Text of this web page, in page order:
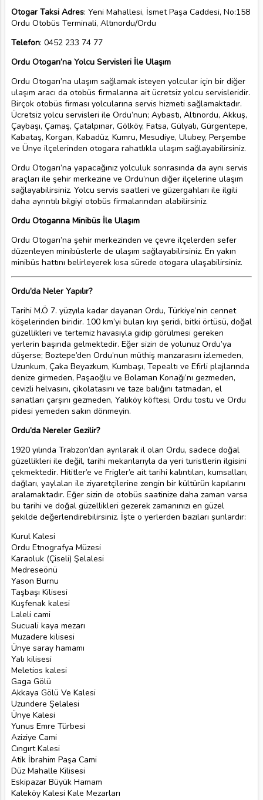
Otogar Taksi Adres: Yeni Mahallesi, İsmet Paşa Caddesi, No:158
Ordu Otobüs Terminali, Altınordu/Ordu
Telefon: 0452 233 74 77
Ordu Otogarı’na Yolcu Servisleri İle Ulaşım
Ordu Otogarı’na ulaşım sağlamak isteyen yolcular için bir diğer
ulaşım aracı da otobüs firmalarına ait ücretsiz yolcu servisleridir.
Birçok otobüs firması yolcularına servis hizmeti sağlamaktadır.
Ücretsiz yolcu servisleri ile Ordu’nun; Aybastı, Altınordu, Akkuş,
Çaybaşı, Çamaş, Çatalpınar, Gölköy, Fatsa, Gülyalı, Gürgentepe,
Kabataş, Korgan, Kabadüz, Kumru, Mesudiye, Ulubey, Perşembe
ve Ünye ilçelerinden otogara rahatlıkla ulaşım sağlayabilirsiniz.
Ordu Otogarı’na yapacağınız yolculuk sonrasında da aynı servis
araçları ile şehir merkezine ve Ordu’nun diğer ilçelerine ulaşım
sağlayabilirsiniz. Yolcu servis saatleri ve güzergahları ile ilgili
daha ayrıntılı bilgiyi otobüs firmalarından alabilirsiniz.
Ordu Otogarına Minibüs İle Ulaşım
Ordu Otogarı’na şehir merkezinden ve çevre ilçelerden sefer
düzenleyen minibüslerle de ulaşım sağlayabilirsiniz. En yakın
minibüs hattını belirleyerek kısa sürede otogara ulaşabilirsiniz.
Ordu’da Neler Yapılır?
Tarihi M.Ö 7. yüzyıla kadar dayanan Ordu, Türkiye’nin cennet
köşelerinden biridir. 100 km’yi bulan kıyı şeridi, bitki örtüsü, doğal
güzellikleri ve tertemiz havasıyla gidip görülmesi gereken
yerlerin başında gelmektedir. Eğer sizin de yolunuz Ordu’ya
düşerse; Boztepe’den Ordu’nun müthiş manzarasını izlemeden,
Uzunkum, Çaka Beyazkum, Kumbaşı, Tepealtı ve Efirli plajlarında
denize girmeden, Paşaoğlu ve Bolaman Konağı’nı gezmeden,
cevizli helvasını, çikolatasını ve taze balığını tatmadan, el
sanatları çarşını gezmeden, Yalıköy köftesi, Ordu tostu ve Ordu
pidesi yemeden sakın dönmeyin.
Ordu’da Nereler Gezilir?
1920 yılında Trabzon’dan ayrılarak il olan Ordu, sadece doğal
güzellikleri ile değil, tarihi mekanlarıyla da yeri turistlerin ilgisini
çekmektedir. Hititler’e ve Frigler’e ait tarihi kalıntıları, kumsalları,
dağları, yaylaları ile ziyaretçilerine zengin bir kültürün kapılarını
aralamaktadır. Eğer sizin de otobüs saatinize daha zaman varsa
bu tarihi ve doğal güzellikleri gezerek zamanınızı en güzel
şekilde değerlendirebilirsiniz. İşte o yerlerden bazıları şunlardır:
Kurul Kalesi
Ordu Etnografya Müzesi
Karaoluk (Çiseli) Şelalesi
Medreseönü
Yason Burnu
Taşbaşı Kilisesi
Kuşfenak kalesi
Laleli cami
Sucuali kaya mezarı
Muzadere kilisesi
Ünye saray hamamı
Yalı kilisesi
Meletios kalesi
Gaga Gölü
Akkaya Gölü Ve Kalesi
Uzundere Şelalesi
Ünye Kalesi
Yunus Emre Türbesi
Aziziye Cami
Cıngırt Kalesi
Atik İbrahim Paşa Cami
Düz Mahalle Kilisesi
Eskipazar Büyük Hamam
Kaleköy Kalesi Kale Mezarları